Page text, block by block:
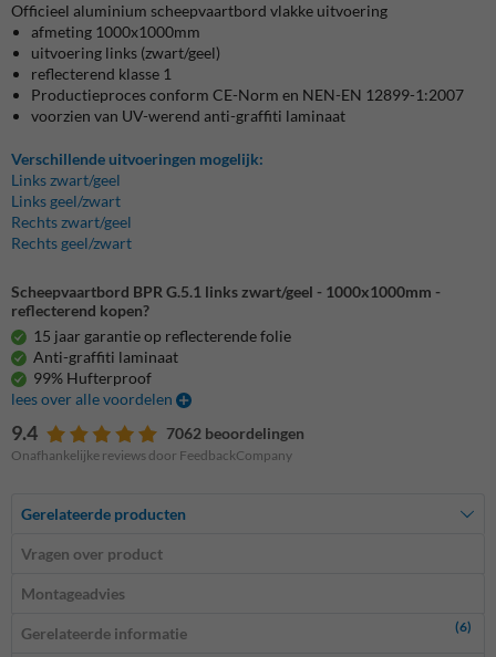
Officieel aluminium scheepvaartbord vlakke uitvoering
afmeting 1000x1000mm
uitvoering links (zwart/geel)
reflecterend klasse 1
Productieproces conform CE-Norm en NEN-EN 12899-1:2007
voorzien van UV-werend anti-graffiti laminaat
Verschillende uitvoeringen mogelijk:
Links zwart/geel
Links geel/zwart
Rechts zwart/geel
Rechts geel/zwart
Scheepvaartbord BPR G.5.1 links zwart/geel - 1000x1000mm -
reflecterend kopen?
15 jaar garantie op reflecterende folie
Anti-graffiti laminaat
99% Hufterproof
lees over alle voordelen
9.4 7062 beoordelingen
Onafhankelijke reviews door FeedbackCompany
Gerelateerde producten
Vragen over product
Montageadvies
Gerelateerde informatie (6)